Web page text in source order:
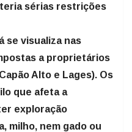
sérias restrições
se visualiza nas
a proprietários
Alto e Lages). Os
que afeta a
exploração
milho, nem gado ou